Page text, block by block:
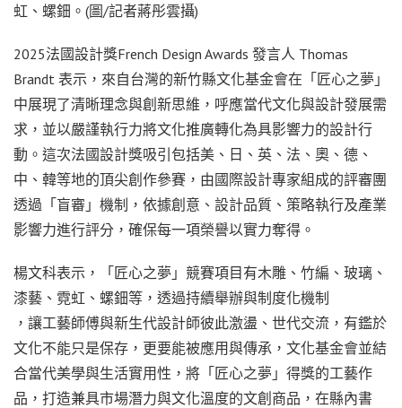
虹、螺鈿。(圖/記者蔣彤雲攝)
2025法國設計獎French Design Awards 發言人 Thomas
Brandt 表示，來自台灣的新竹縣文化基金會在「匠心之夢」
中展現了清晰理念與創新思維，呼應當代文化與設計發展需
求，並以嚴謹執行力將文化推廣轉化為具影響力的設計行
動。這次法國設計獎吸引包括美、日、英、法、奧、德、
中、韓等地的頂尖創作參賽，由國際設計專家組成的評審團
透過「盲審」機制，依據創意、設計品質、策略執行及產業
影響力進行評分，確保每一項榮譽以實力奪得。
楊文科表示，「匠心之夢」競賽項目有木雕、竹編、玻璃、
漆藝、霓虹、螺鈿等，透過持續舉辦與制度化機制
，讓工藝師傅與新生代設計師彼此激盪、世代交流，有鑑於
文化不能只是保存，更要能被應用與傳承，文化基金會並結
合當代美學與生活實用性，將「匠心之夢」得獎的工藝作
品，打造兼具市場潛力與文化溫度的文創商品，在縣內書